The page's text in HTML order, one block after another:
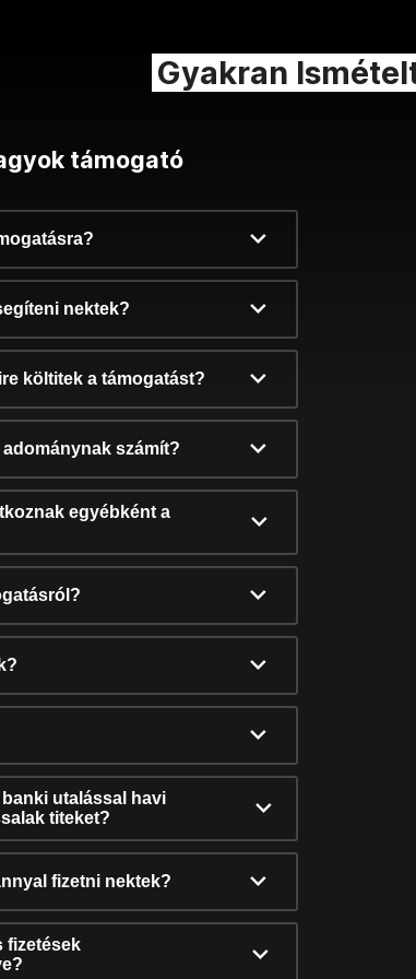
Gyakran
támogató
nektek?
költitek a támogatást?
számít?
egyébként a
utalással havi
titeket?
fizetni nektek?
fizetések